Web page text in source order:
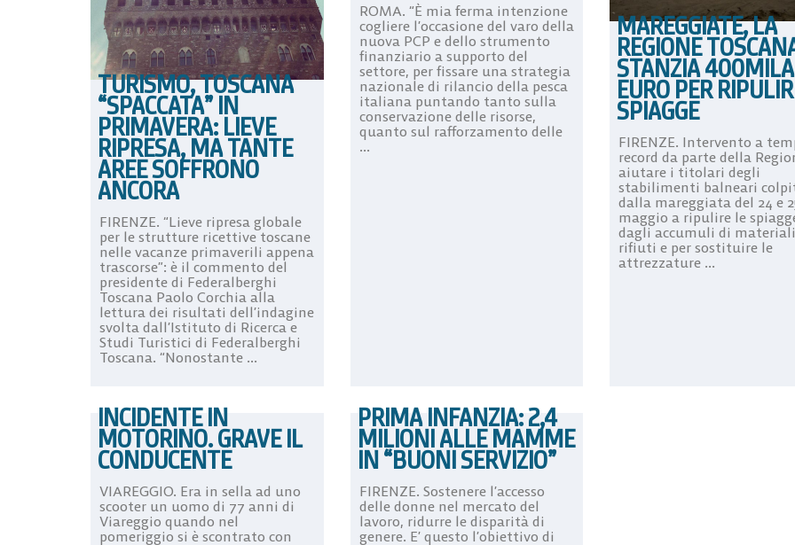
TURISMO, TOSCANA
“SPACCATA” IN
PRIMAVERA: LIEVE
RIPRESA, MA TANTE
AREE SOFFRONO
ANCORA
FIRENZE. “Lieve ripresa globale
per le strutture ricettive toscane
nelle vacanze primaverili appena
trascorse”: è il commento del
presidente di Federalberghi
Toscana Paolo Corchia alla
lettura dei risultati dell’indagine
svolta dall’Istituto di Ricerca e
Studi Turistici di Federalberghi
Toscana. “Nonostante ...
ROMA. “È mia ferma intenzione
cogliere l’occasione del varo della
nuova PCP e dello strumento
finanziario a supporto del
settore, per fissare una strategia
nazionale di rilancio della pesca
italiana puntando tanto sulla
conservazione delle risorse,
quanto sul rafforzamento delle
...
MAREGGIATE, LA
REGIONE
STANZIA 400MILA
EURO PER
SPIAGGE
FIRENZE. Intervento a
record da parte della
aiutare i titolari degli
stabilimenti balneari
dalla mareggiata del 24 e
maggio a ripulire le
dagli accumuli di
rifiuti e per sostituire le
attrezzature ...
INCIDENTE IN
MOTORINO. GRAVE IL
CONDUCENTE
VIAREGGIO. Era in sella ad uno
scooter un uomo di 77 anni di
Viareggio quando nel
pomeriggio si è scontrato con
PRIMA INFANZIA: 2,4
MILIONI ALLE MAMME
IN “BUONI SERVIZIO”
FIRENZE. Sostenere l’accesso
delle donne nel mercato del
lavoro, ridurre le disparità di
genere. E’ questo l’obiettivo di